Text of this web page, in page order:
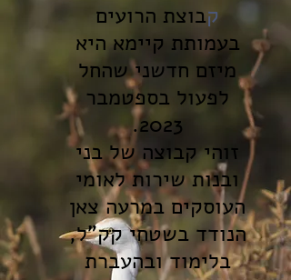
קבוצת הרועים
בעמותת קיימא היא
מיזם חדשני שהחל
לפעול בספטמבר
2023.
זוהי קבוצה של בני
ובנות שירות לאומי
העוסקים במרעה צאן
הנודד בשטחי קק"ל,
בלימוד ובהעברת